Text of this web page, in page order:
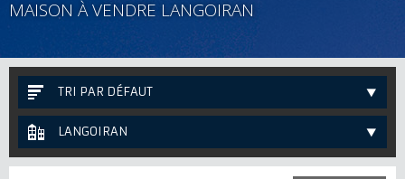
MAISON À VENDRE LANGOIRAN
TRI PAR DÉFAUT
LANGOIRAN